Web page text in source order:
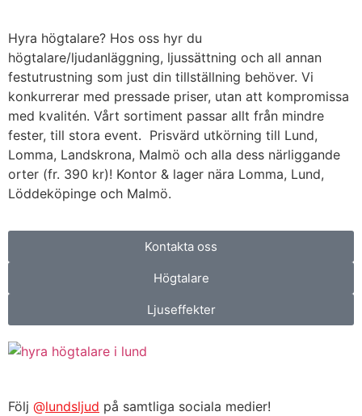
Hyra högtalare? Hos oss hyr du
högtalare/ljudanläggning, ljussättning och all annan
festutrustning som just din tillställning behöver. Vi
konkurrerar med pressade priser, utan att kompromissa
med kvalitén. Vårt sortiment passar allt från mindre
fester, till stora event. Prisvärd utkörning till Lund,
Lomma, Landskrona, Malmö och alla dess närliggande
orter (fr. 390 kr)! Kontor & lager nära Lomma, Lund,
Löddeköpinge och Malmö.
Kontakta oss
Högtalare
Ljuseffekter
Följ @lundsljud på samtliga sociala medier!